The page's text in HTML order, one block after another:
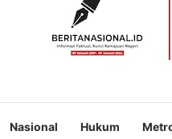
Nasional Hukum